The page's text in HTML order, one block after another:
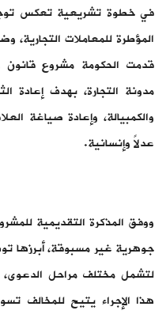
في خطوة تشريعية تعكس
المؤطرة للمعاملات التجارية،
مدونة التجارة، بهدف إعادة
والكمبيالة، وإعادة صياغة
عدلاً وإنسانية.
ووفق المذكرة التقديمية
جوهرية غير مسبوقة، أبرزها
لتشمل مختلف مراحل
هذا الإجراء يتيح للمخالف